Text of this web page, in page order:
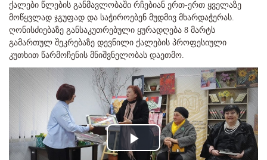
ქალები წლების განმავლობაში რჩებიან ერთ-ერთ ყველაზე
მოწყვლად ჯგუფად და საჭიროებენ მუდმივ მხარდაჭერას.
ღონისძიებაზე განსაკუთრებული ყურადღება 8 მარტს
გამართულ შეკრებაზე დევნილი ქალების პროფესიული
კუთხით წარმოჩენის მნიშვნელობას დაეთმო.
Play